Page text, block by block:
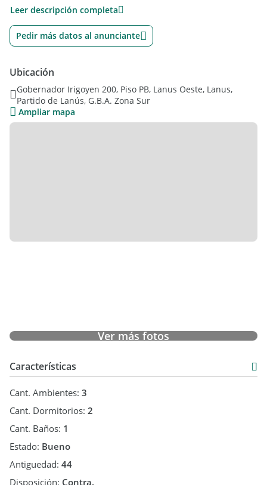
característica más sobresaliente del inmueble es que posee
patio, jardín y un quincho sobre una superficie de ciento
treinta y seis metros cuadrados que lo hace único, y similar a
Se pueden realizar visitas.
Leer descripción completa
Pedir más datos al anunciante
Ubicación
Gobernador Irigoyen 200, Piso PB, Lanus Oeste, Lanus,
Partido de Lanús, G.B.A. Zona Sur
Ampliar mapa
Ver más fotos
Características
Cant. Ambientes: 3
Cant. Dormitorios: 2
Cant. Baños: 1
Estado: Bueno
Antiguedad: 44
Disposición: Contra.